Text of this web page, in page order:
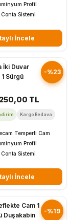
Profil
Conta Sistemi
İncele
-%23
İki Duvar
1 Sürgü
TL
Kargo Bedava
Temperli Cam
Profil
Conta Sistemi
İncele
-%19
Cam 1
Duşakabin